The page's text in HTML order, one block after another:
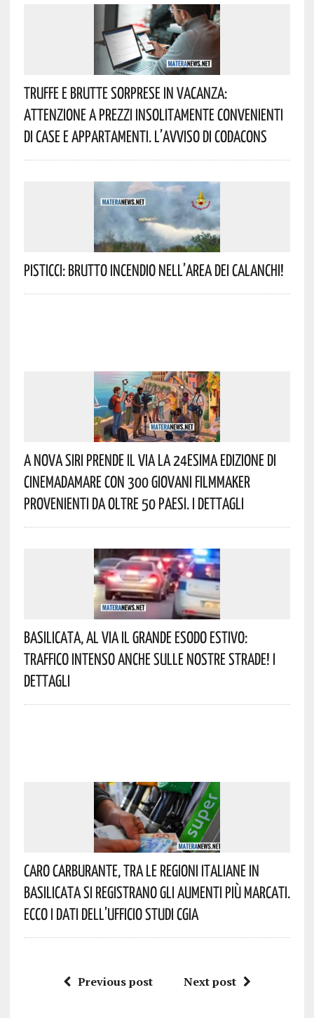
Truffe E Brutte Sorprese In Vacanza:
Attenzione A Prezzi Insolitamente Convenienti
Di Case E Appartamenti. L’avviso Di Codacons
Pisticci: Brutto Incendio Nell’area Dei Calanchi!
A Nova Siri Prende Il Via La 24esima Edizione Di
Cinemadamare Con 300 Giovani Filmmaker
Provenienti Da Oltre 50 Paesi. I Dettagli
Basilicata, Al Via Il Grande Esodo Estivo:
Traffico Intenso Anche Sulle Nostre Strade! I
Dettagli
Caro Carburante, Tra Le Regioni Italiane In
Basilicata Si Registrano Gli Aumenti Più Marcati.
Ecco I Dati Dell’Ufficio Studi CGIA
Previous post Next post